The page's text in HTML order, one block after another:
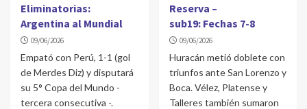
Eliminatorias:
Argentina al Mundial
09/06/2026
Empató con Perú, 1-1 (gol
de Merdes Diz) y disputará
su 5° Copa del Mundo -
tercera consecutiva -.
Reserva –
sub19: Fechas 7-8
09/06/2026
Huracán metió doblete con
triunfos ante San Lorenzo y
Boca. Vélez, Platense y
Talleres también sumaron